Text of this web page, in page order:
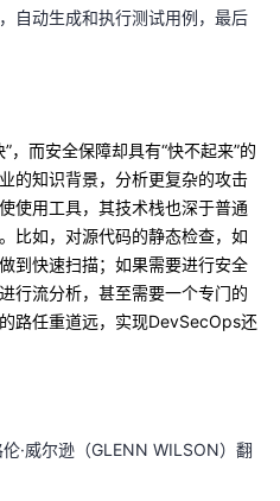
自动生成和执行测试用例，最后
，而安全保障却具有“快不起来”的
的知识背景，分析更复杂的攻击
使用工具，其技术栈也深于普通
比如，对源代码的静态检查，如
到快速扫描；如果需要进行安全
行流分析，甚至需要一个专门的
路任重道远，实现DevSecOps还
·威尔逊（GLENN WILSON）翻